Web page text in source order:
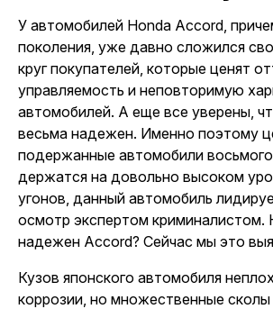
У автомобилей Honda Accord,
поколения, уже давно сложился
круг покупателей, которые ценят
управляемость и неповторимую
автомобилей. А еще все уверены,
весьма надежен. Именно поэтому
подержанные автомобили
держатся на довольно высоком
угонов, данный автомобиль
осмотр экспертом криминалистом.
надежен Accord? Сейчас мы это
Кузов японского автомобиля
коррозии, но множественные сколы